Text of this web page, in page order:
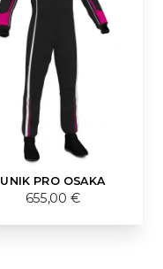
UNIK PRO OSAKA
655,00 €